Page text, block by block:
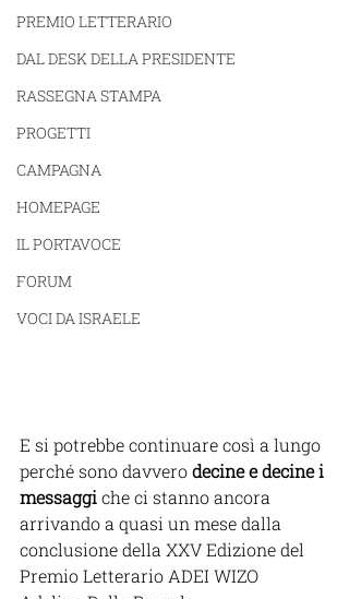
PREMIO LETTERARIO
DAL DESK DELLA PRESIDENTE
RASSEGNA STAMPA
PROGETTI
CAMPAGNA
HOMEPAGE
IL PORTAVOCE
FORUM
VOCI DA ISRAELE
E si potrebbe continuare così a lungo
perché sono davvero decine e decine i
messaggi che ci stanno ancora
arrivando a quasi un mese dalla
conclusione della XXV Edizione del
Premio Letterario ADEI WIZO